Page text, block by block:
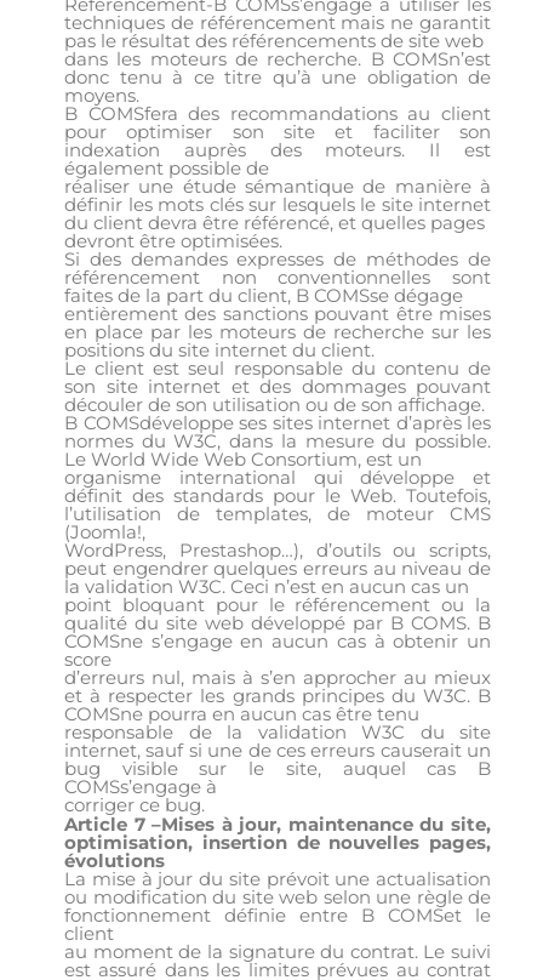
techniques de référencement mais ne garantit
pas le résultat des référencements de site web
dans les moteurs de recherche. B COMSn’est
donc tenu à ce titre qu’à une obligation de
moyens.
B COMSfera des recommandations au client
pour optimiser son site et faciliter son
indexation auprès des moteurs. Il est
également possible de
réaliser une étude sémantique de manière à
définir les mots clés sur lesquels le site internet
du client devra être référencé, et quelles pages
devront être optimisées.
Si des demandes expresses de méthodes de
référencement non conventionnelles sont
faites de la part du client, B COMSse dégage
entièrement des sanctions pouvant être mises
en place par les moteurs de recherche sur les
positions du site internet du client.
Le client est seul responsable du contenu de
son site internet et des dommages pouvant
découler de son utilisation ou de son affichage.
B COMSdéveloppe ses sites internet d’après les
normes du W3C, dans la mesure du possible.
Le World Wide Web Consortium, est un
organisme international qui développe et
définit des standards pour le Web. Toutefois,
l’utilisation de templates, de moteur CMS
(Joomla!,
WordPress, Prestashop…), d’outils ou scripts,
peut engendrer quelques erreurs au niveau de
la validation W3C. Ceci n’est en aucun cas un
point bloquant pour le référencement ou la
qualité du site web développé par B COMS. B
COMSne s’engage en aucun cas à obtenir un
score
d’erreurs nul, mais à s’en approcher au mieux
et à respecter les grands principes du W3C. B
COMSne pourra en aucun cas être tenu
responsable de la validation W3C du site
internet, sauf si une de ces erreurs causerait un
bug visible sur le site, auquel cas B
COMSs’engage à
corriger ce bug.
Article 7 –Mises à jour, maintenance du site,
optimisation, insertion de nouvelles pages,
évolutions
La mise à jour du site prévoit une actualisation
ou modification du site web selon une règle de
fonctionnement définie entre B COMSet le
client
au moment de la signature du contrat. Le suivi
est assuré dans les limites prévues au contrat